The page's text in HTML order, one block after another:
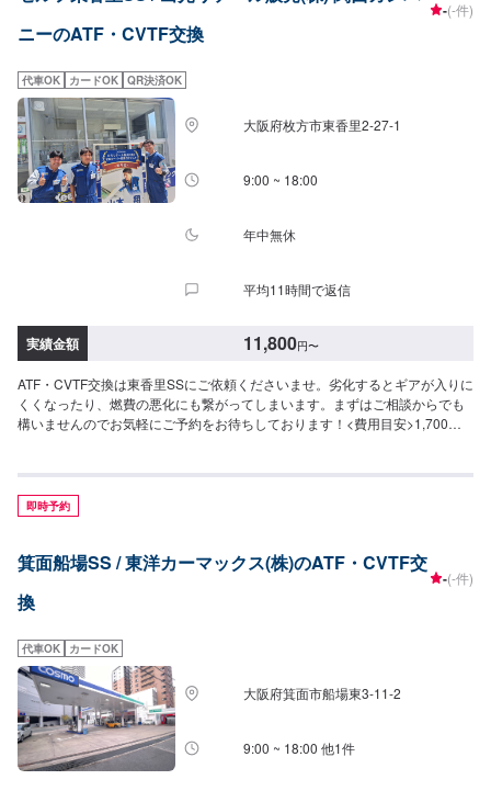
ニーのATF・CVTF交換
-(-件)
代車OK カードOK QR決済OK
大阪府枚方市東香里2-27-1
9:00 ~ 18:00
年中無休
平均11時間で返信
実績金額 11,800円〜
ATF・CVTF交換は東香里SSにご依頼くださいませ。劣化するとギアが入りに
くくなったり、燃費の悪化にも繋がってしまいます。まずはご相談からでも
構いませんのでお気軽にご予約をお待ちしております！<費用目安>1,700円/L
即時予約
箕面船場SS / 東洋カーマックス(株)のATF・CVTF交
換
-(-件)
代車OK カードOK
大阪府箕面市船場東3-11-2
9:00 ~ 18:00 他1件